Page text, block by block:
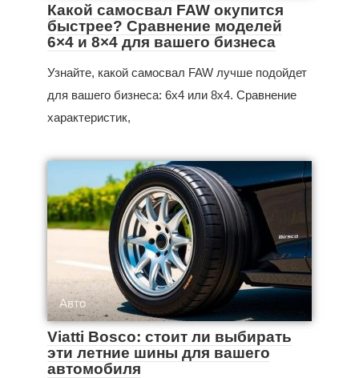
Какой самосвал FAW окупится
быстрее? Сравнение моделей
6×4 и 8×4 для вашего бизнеса
Узнайте, какой самосвал FAW лучше подойдет
для вашего бизнеса: 6x4 или 8x4. Сравнение
характеристик,
Авто
Viatti Bosco: стоит ли выбирать
эти летние шины для вашего
автомобиля